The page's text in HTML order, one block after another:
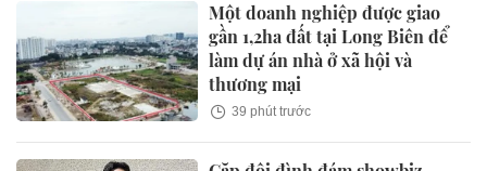
Một doanh nghiệp được giao
gần 1,2ha đất tại Long Biên để
làm dự án nhà ở xã hội và
thương mại
39 phút trước